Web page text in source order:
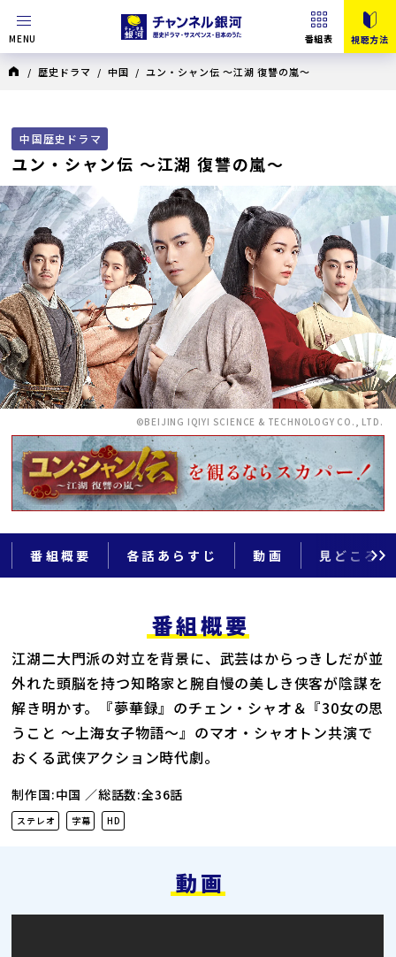
MENU 番組表 視聴方法
/ 歴史ドラマ / 中国 / ユン・シャン伝 ～江湖 復讐の嵐～
中国歴史ドラマ
ユン・シャン伝 ～江湖 復讐の嵐～
©BEIJING IQIYI SCIENCE & TECHNOLOGY CO., LTD.
番組概要 各話あらすじ 動画 見どころ
番組概要
江湖二大門派の対立を背景に、武芸はからっきしだが並
外れた頭脳を持つ知略家と腕自慢の美しき侠客が陰謀を
解き明かす。『夢華録』のチェン・シャオ＆『30女の思
うこと ～上海女子物語～』のマオ・シャオトン共演で
おくる武侠アクション時代劇。
制作国:中国 総話数:全36話
ステレオ 字幕 HD
動画